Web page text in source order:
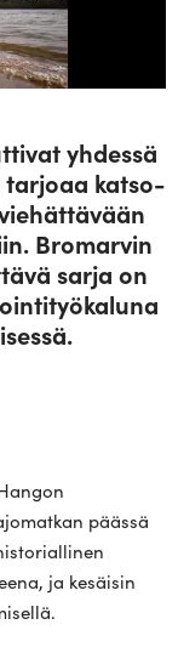
yhdessä
tarjoaa kat­so­
Bro­marvin
sarja on
päässä
ja kesäisin